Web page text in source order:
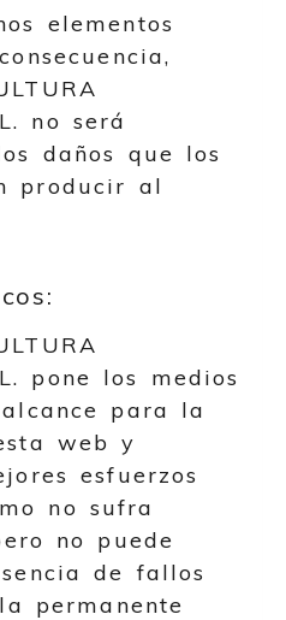
elementos
no será
daños que los
producir al
pone los medios
para la
web y
esfuerzos
no sufra
no puede
de fallos
permanente